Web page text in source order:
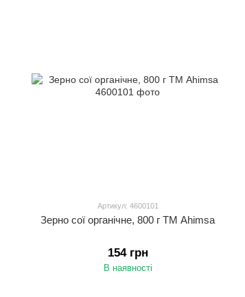
Артикул: 4600101
Зерно сої органічне, 800 г ТМ Ahimsa
154 грн
В наявності